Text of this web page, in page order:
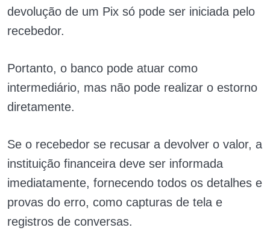
devolução de um Pix só pode ser iniciada pelo
recebedor.
Portanto, o banco pode atuar como
intermediário, mas não pode realizar o estorno
diretamente.
Se o recebedor se recusar a devolver o valor, a
instituição financeira deve ser informada
imediatamente, fornecendo todos os detalhes e
provas do erro, como capturas de tela e
registros de conversas.